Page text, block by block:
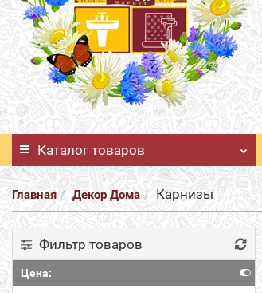
Каталог товаров
Главная Декор Дома Карнизы
Фильтр товаров
Цена: